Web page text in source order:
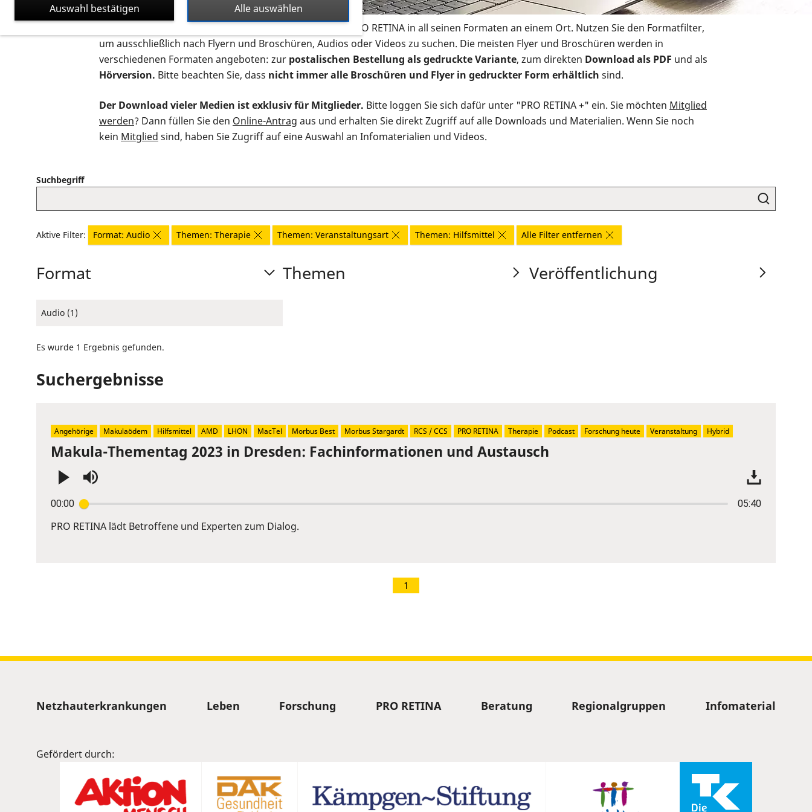
Auf dieser Seite finden Sie sämtliches Infomaterial der PRO RETINA in all seinen Formaten an einem Ort. Nutzen Sie den Formatfilter,
um ausschließlich nach Flyern und Broschüren, Audios oder Videos zu suchen. Die meisten Flyer und Broschüren werden in
verschiedenen Formaten angeboten: zur postalischen Bestellung als gedruckte Variante, zum direkten Download als PDF und als
Hörversion. Bitte beachten Sie, dass nicht immer alle Broschüren und Flyer in gedruckter Form erhältlich sind.
Der Download vieler Medien ist exklusiv für Mitglieder. Bitte loggen Sie sich dafür unter "PRO RETINA +" ein. Sie möchten Mitglied
werden? Dann füllen Sie den Online-Antrag aus und erhalten Sie direkt Zugriff auf alle Downloads und Materialien. Wenn Sie noch
kein Mitglied sind, haben Sie Zugriff auf eine Auswahl an Infomaterialien und Videos.
Suchbegriff
Aktive Filter: Format: Audio Themen: Therapie Themen: Veranstaltungsart Themen: Hilfsmittel Alle Filter entfernen
Format
Audio (1)
Themen Veröffentlichung
Es wurde 1 Ergebnis gefunden.
Suchergebnisse
Makula-Thementag 2023 in Dresden: Fachinformationen und Austausch
00:00 05:40
Enter
or
PRO RETINA lädt Betroffene und Experten zum Dialog.
Angehörige Makulaödem Hilfsmittel AMD LHON MacTel Morbus Best Morbus Stargardt RCS / CCS PRO RETINA Therapie Podcast Forschung heute Veranstaltung Hybrid
1
Sitemap
Netzhauterkrankungen Leben Forschung PRO RETINA Beratung Regionalgruppen Infomaterial
Gefördert durch:
Alle auswählen
Auswahl bestätigen